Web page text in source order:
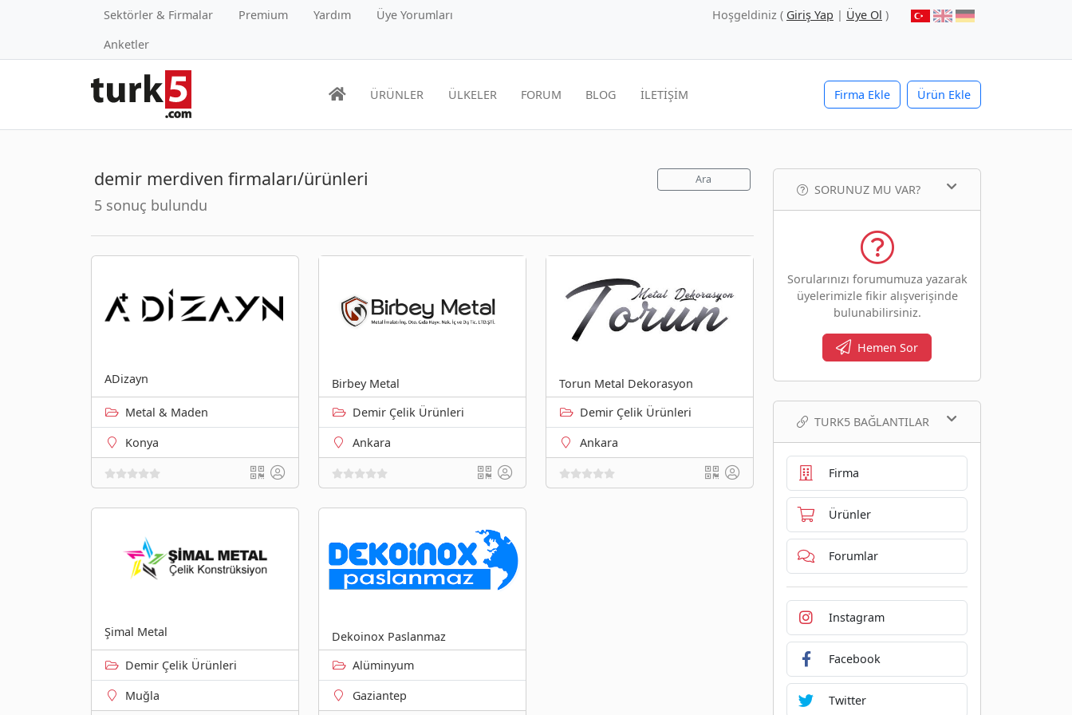
Sektörler & Firmalar Premium Yardım
Üye Yorumları
Anketler
Hoşgeldiniz ( Giriş Yap | Üye Ol )
Firma Ekle Ürün Ekle
ÜRÜNLER ÜLKELER FORUM BLOG İLETİŞİM
demir merdiven firmaları/ürünleri
5 sonuç bulundu
Ara
ADizayn
Metal & Maden
Konya
Birbey Metal
Demir Çelik Ürünleri
Ankara
Torun Metal Dekorasyon
Demir Çelik Ürünleri
Ankara
Şimal Metal
Demir Çelik Ürünleri
Muğla
Dekoinox Paslanmaz
Alüminyum
Gaziantep
SORUNUZ MU VAR?
Sorularınızı forumumuza yazarak
üyelerimizle fikir alışverişinde
bulunabilirsiniz.
Hemen Sor
TURK5 BAĞLANTILAR
Firma
Ürünler
Forumlar
Instagram
Facebook
Twitter